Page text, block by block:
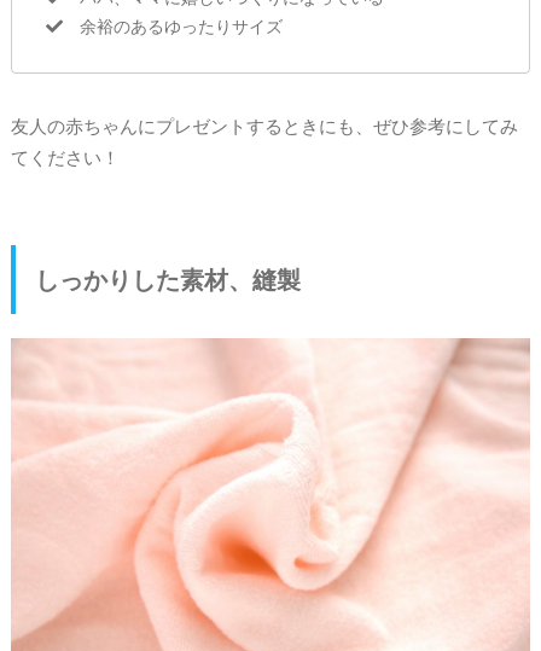
余裕のあるゆったりサイズ
友人の赤ちゃんにプレゼントするときにも、ぜひ参考にしてみ
てください！
しっかりした素材、縫製